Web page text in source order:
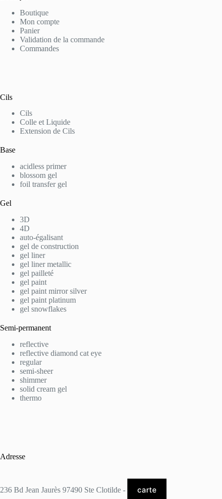
Boutique
Mon compte
Panier
Validation de la commande
Commandes
Cils
Cils
Colle et Liquide
Extension de Cils
Base
acidless primer
blossom gel
foil transfer gel
Gel
3D
4D
auto-égalisant
gel de construction
gel liner
gel liner metallic
gel pailleté
gel paint
gel paint mirror silver
gel paint platinum
gel snowflakes
Semi-permanent
reflective
reflective diamond cat eye
regular
semi-sheer
shimmer
solid cream gel
thermo
Adresse
236 Bd Jean Jaurès 97490 Ste Clotilde - carte